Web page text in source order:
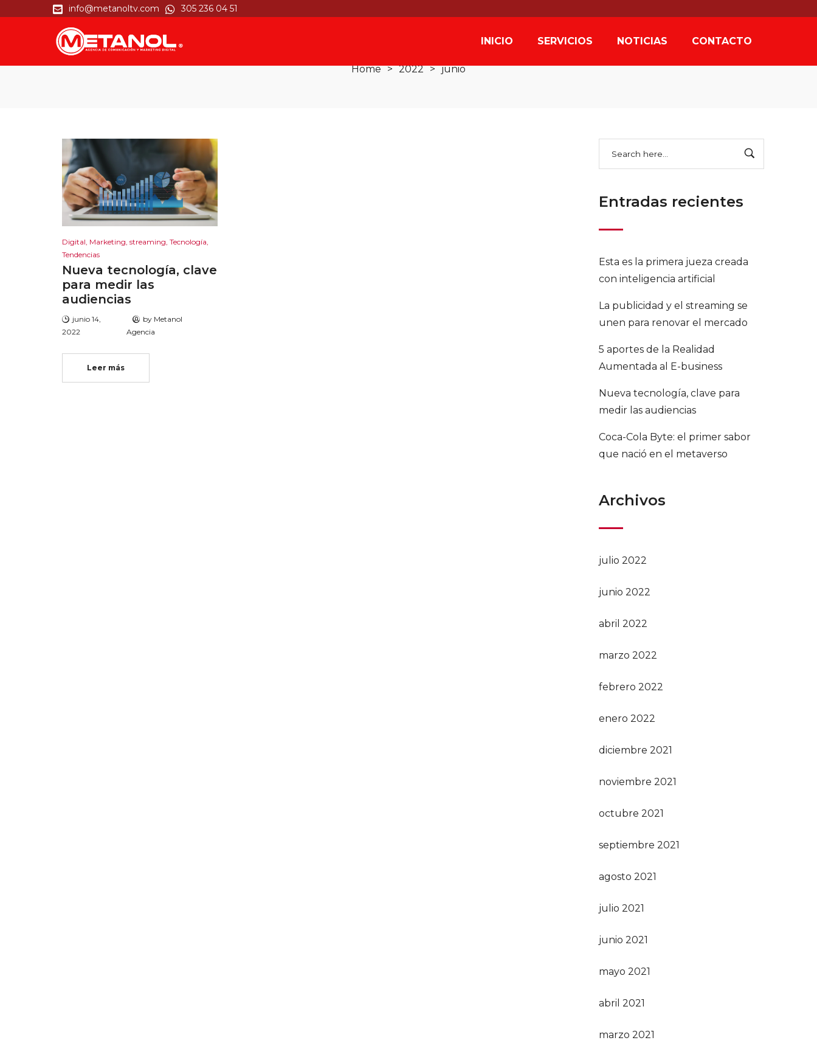
info@metanoltv.com 305 236 04 51
INICIO SERVICIOS NOTICIAS CONTACTO
Monthly Archives: junio 2022
Home > 2022 > junio
Entradas recientes
Esta es la primera jueza creada
con inteligencia artificial
La publicidad y el streaming se
unen para renovar el mercado
5 aportes de la Realidad
Aumentada al E-business
Nueva tecnología, clave para
medir las audiencias
Coca-Cola Byte: el primer sabor
que nació en el metaverso
Archivos
julio 2022
junio 2022
abril 2022
marzo 2022
febrero 2022
enero 2022
diciembre 2021
noviembre 2021
octubre 2021
septiembre 2021
agosto 2021
julio 2021
junio 2021
mayo 2021
abril 2021
marzo 2021
Digital, Marketing, streaming, Tecnología,
Tendencias
Nueva tecnología, clave
para medir las
audiencias
junio 14,
2022
by Metanol
Agencia
Leer más